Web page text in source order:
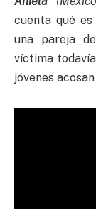
cuenta qué
una pareja
víctima
jóvenes